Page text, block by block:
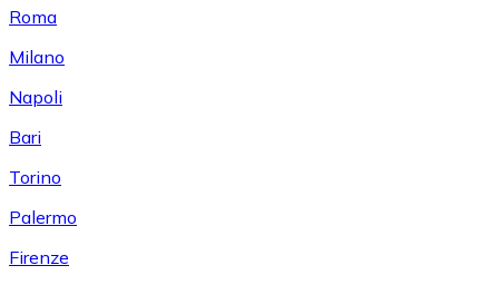
Roma
Milano
Napoli
Bari
Torino
Palermo
Firenze